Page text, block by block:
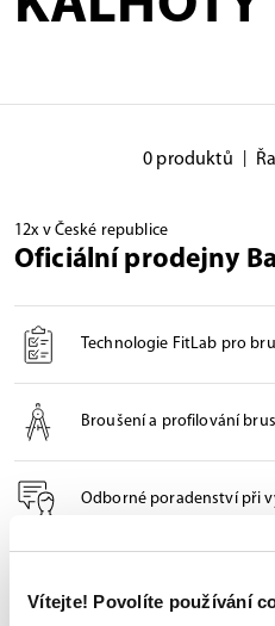
Vítejte! Povolíte používání
0 produktů
12x v České republice
Oficiální prodejny
Technologie FitLab pro
Broušení a profilování
Odborné poradenství při